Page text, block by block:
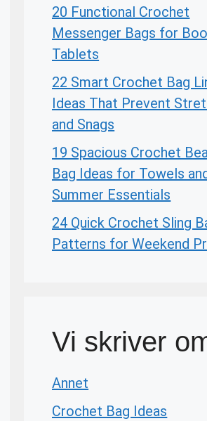
20 Functional Crochet
Messenger Bags for
Tablets
22 Smart Crochet Bag
Ideas That Prevent
and Snags
19 Spacious Crochet
Bag Ideas for Towels
Summer Essentials
24 Quick Crochet Sling
Patterns for Weekend
Vi skriver
Annet
Crochet Bag Ideas